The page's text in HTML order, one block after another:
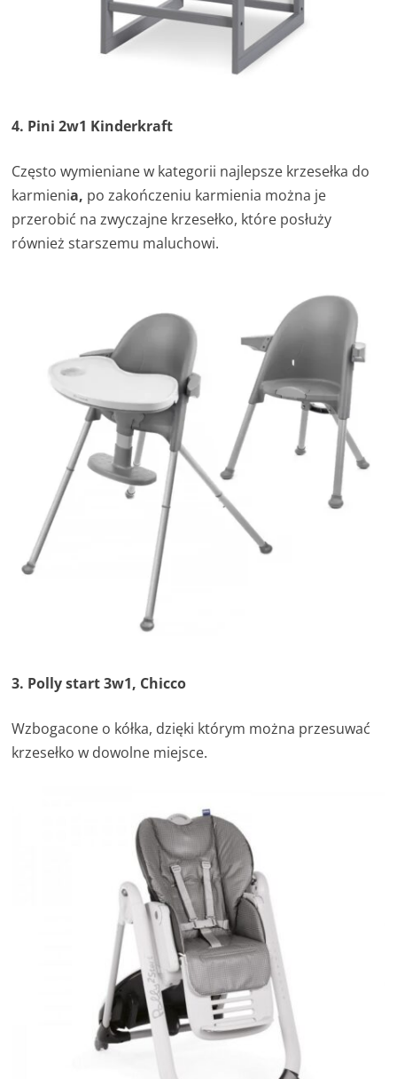
4. Pini 2w1 Kinderkraft
Często wymieniane w kategorii najlepsze krzesełka do
karmienia, po zakończeniu karmienia można je
przerobić na zwyczajne krzesełko, które posłuży
również starszemu maluchowi.
3. Polly start 3w1, Chicco
Wzbogacone o kółka, dzięki którym można przesuwać
krzesełko w dowolne miejsce.